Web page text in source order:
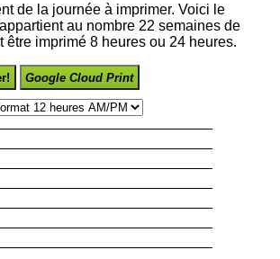
de la journée à imprimer. Voici le
au nombre 22 semaines de
être imprimé 8 heures ou 24 heures.
Google Cloud Print